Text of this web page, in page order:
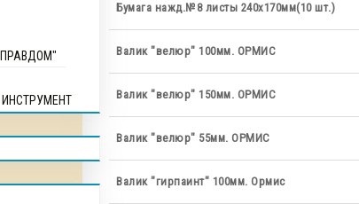
Бумага нажд.№8 листы 240х170мм(10 шт.)
Валик "велюр" 100мм. ОРМИС
Валик "велюр" 150мм. ОРМИС
Валик "велюр" 55мм. ОРМИС
Валик "гирпаинт" 100мм. Ормис